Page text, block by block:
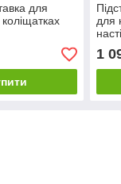
для
для
1